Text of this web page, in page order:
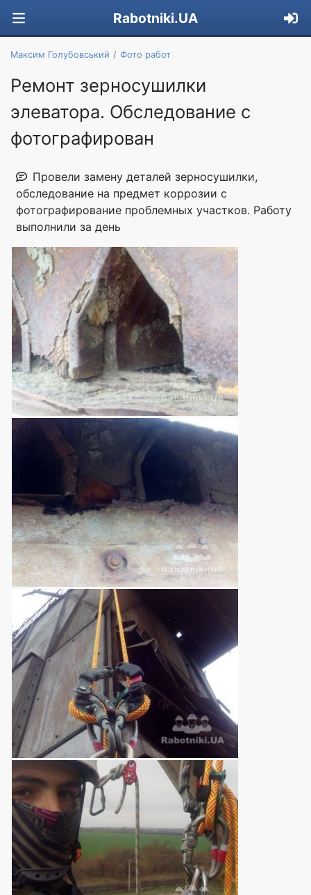
Rabotniki.UA
Максим Голубовський Фото работ
Ремонт зерносушилки
элеватора. Обследование с
фотографирован
Провели замену деталей зерносушилки,
обследование на предмет коррозии с
фотографирование проблемных участков. Работу
выполнили за день